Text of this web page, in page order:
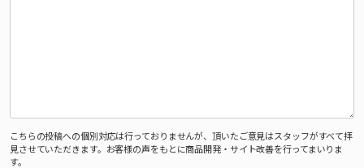
こちらの投稿への個別対応は行っておりませんが、頂いたご意見はスタッフがすべて拝
見させていただきます。お客様の声をもとに商品開発・サイト改善を行ってまいりま
す。